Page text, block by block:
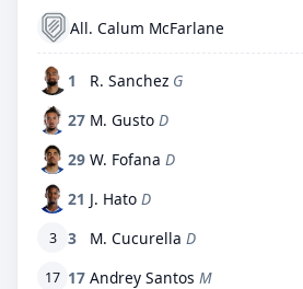
All. Calum McFarlane
1 R. Sanchez G
27 M. Gusto D
29 W. Fofana D
21 J. Hato D
3 3 M. Cucurella D
17 17 Andrey Santos M